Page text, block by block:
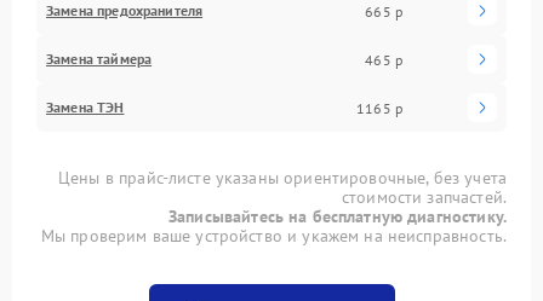
Замена предохранителя 665 р
Замена таймера 465 р
Замена ТЭН 1165 р
Цены в прайс-листе указаны ориентировочные, без учета
стоимости запчастей.
Записывайтесь на бесплатную диагностику.
Мы проверим ваше устройство и укажем на неисправность.